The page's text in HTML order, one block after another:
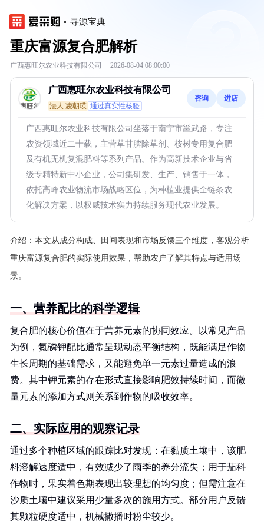
寻源宝典
重庆富源复合肥解析
广西惠旺尔农业科技有限公司 · 2026-08-04 08:00:00
广西惠旺尔农业科技有限公司
法人:凌朝瑛 通过真实性核验
咨询 进店
广西惠旺尔农业科技有限公司坐落于南宁市邕武路，专注
农资领域近二十载，主营草甘膦除草剂、桉树专用复合肥
及有机无机复混肥料等系列产品。作为高新技术企业与省
级专精特新中小企业，公司集研发、生产、销售于一体，
依托高峰农业物流市场战略区位，为种植业提供全链条农
化解决方案，以权威技术实力持续服务现代农业发展。
介绍： 本文从成分构成、田间表现和市场反馈三个维度，客观分析
重庆富源复合肥的实际使用效果，帮助农户了解其特点与适用场
景。
一、营养配比的科学逻辑
复合肥的核心价值在于营养元素的协同效应。以常见产品
为例，氮磷钾配比通常呈现动态平衡结构，既能满足作物
生长周期的基础需求，又能避免单一元素过量造成的浪
费。其中钾元素的存在形式直接影响肥效持续时间，而微
量元素的添加方式则关系到作物的吸收效率。
二、实际应用的观察记录
通过多个种植区域的跟踪比对发现：在黏质土壤中，该肥
料溶解速度适中，有效减少了雨季的养分流失；用于茄科
作物时，果实着色期表现出较理想的均匀度；但需注意在
沙质土壤中建议采用少量多次的施用方式。部分用户反馈
其颗粒硬度适中，机械撒播时粉尘较少。